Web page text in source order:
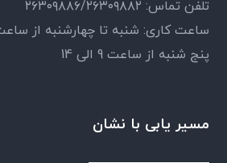
تلفن تماس: ۲۶۳۰۹۸۸۶/۲۶۳۰۹۸۸۲
ساعت کاری: شنبه تا چهارشنبه از ساعت 9 الی
پنج شنبه از ساعت 9 الی 14
مسیر یابی با نشان